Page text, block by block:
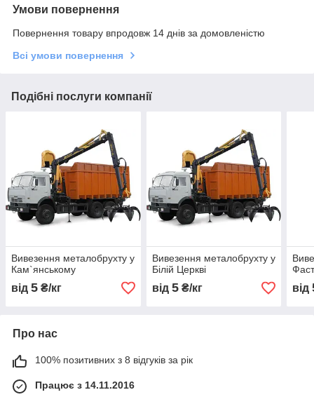
Умови повернення
Повернення товару впродовж 14 днів за домовленістю
Всі умови повернення
Подібні послуги компанії
Вивезення металобрухту у
Кам`янському
від 5 ₴/кг
Вивезення металобрухту у
Білій Церкві
від 5₴/кг від
Про нас
100% позитивних з 8 відгуків за рік
Працює з 14.11.2016